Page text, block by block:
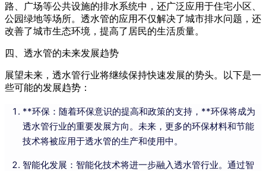
路、广场等公共设施的排水系统中，还广泛应用于住宅小区、
公园绿地等场所。透水管的应用不仅解决了城市排水问题，还
改善了城市生态环境，提高了居民的生活质量。
四、透水管的未来发展趋势
展望未来，透水管行业将继续保持快速发展的势头。以下是一
些可能的发展趋势：
**环保：随着环保意识的提高和政策的支持，**环保将成为
透水管行业的重要发展方向。未来，更多的环保材料和节能
技术将被应用于透水管的生产和使用中。
智能化发展：智能化技术将进一步融入透水管行业。通过智